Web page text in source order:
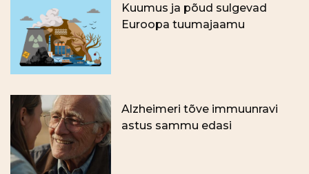
Kuumus ja põud sulgevad
Euroopa tuumajaamu
Alzheimeri tõve immuunravi
astus sammu edasi